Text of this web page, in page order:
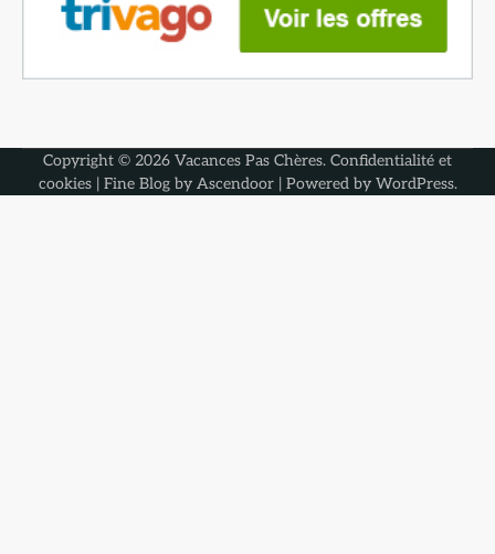
Copyright © 2026 Vacances Pas Chères. Confidentialité et
cookies| Fine Blog by Ascendoor| Powered by WordPress.